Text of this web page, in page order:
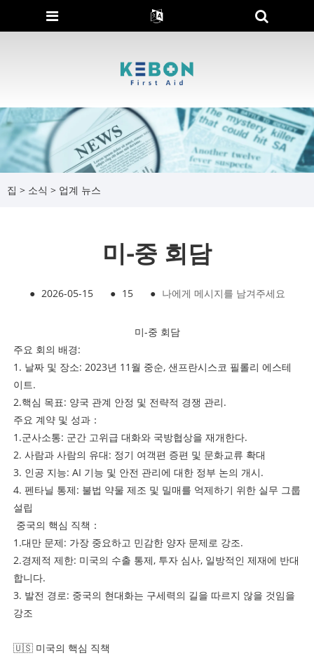
집 > 소식 > 업계 뉴스
미-중 회담
● 2026-05-15 ● 15 ● 나에게 메시지를 남겨주세요
미-중 회담
주요 회의 배경:
1. 날짜 및 장소: 2023년 11월 중순, 샌프란시스코 필롤리 에스테
이트.
2.핵심 목표: 양국 관계 안정 및 전략적 경쟁 관리.
주요 계약 및 성과：
1.군사소통: 군간 고위급 대화와 국방협상을 재개한다.
2. 사람과 사람의 유대: 정기 여객편 증편 및 문화교류 확대
3. 인공 지능: AI 기능 및 안전 관리에 대한 정부 논의 개시.
4. 펜타닐 통제: 불법 약물 제조 및 밀매를 억제하기 위한 실무 그룹
설립
중국의 핵심 직책：
1.대만 문제: 가장 중요하고 민감한 양자 문제로 강조.
2.경제적 제한: 미국의 수출 통제, 투자 심사, 일방적인 제재에 반대
합니다.
3. 발전 경로: 중국의 현대화는 구세력의 길을 따르지 않을 것임을
강조
🇺🇸 미국의 핵심 직책